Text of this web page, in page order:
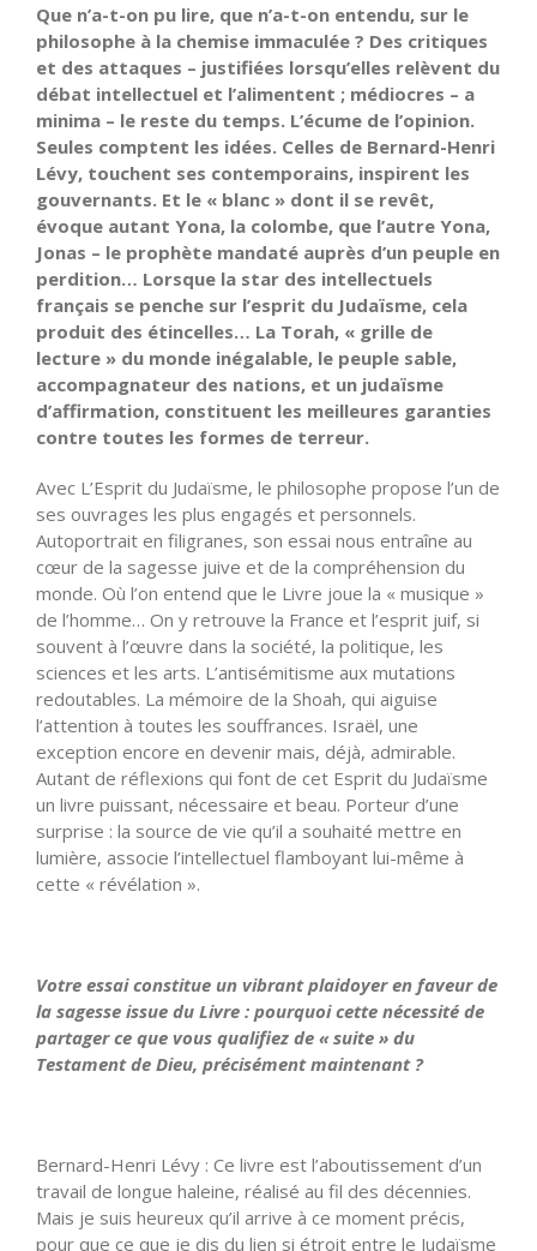
Que n’a-t-on pu lire, que n’a-t-on entendu, sur le
philosophe à la chemise immaculée ? Des critiques
et des attaques – justifiées lorsqu’elles relèvent du
débat intellectuel et l’alimentent ; médiocres – a
minima – le reste du temps. L’écume de l’opinion.
Seules comptent les idées. Celles de Bernard-Henri
Lévy, touchent ses contemporains, inspirent les
gouvernants. Et le « blanc » dont il se revêt,
évoque autant Yona, la colombe, que l’autre Yona,
Jonas – le prophète mandaté auprès d’un peuple en
perdition… Lorsque la star des intellectuels
français se penche sur l’esprit du Judaïsme, cela
produit des étincelles… La Torah, « grille de
lecture » du monde inégalable, le peuple sable,
accompagnateur des nations, et un judaïsme
d’affirmation, constituent les meilleures garanties
contre toutes les formes de terreur.
Avec L’Esprit du Judaïsme, le philosophe propose l’un de
ses ouvrages les plus engagés et personnels.
Autoportrait en filigranes, son essai nous entraîne au
cœur de la sagesse juive et de la compréhension du
monde. Où l’on entend que le Livre joue la « musique »
de l’homme… On y retrouve la France et l’esprit juif, si
souvent à l’œuvre dans la société, la politique, les
sciences et les arts. L’antisémitisme aux mutations
redoutables. La mémoire de la Shoah, qui aiguise
l’attention à toutes les souffrances. Israël, une
exception encore en devenir mais, déjà, admirable.
Autant de réflexions qui font de cet Esprit du Judaïsme
un livre puissant, nécessaire et beau. Porteur d’une
surprise : la source de vie qu’il a souhaité mettre en
lumière, associe l’intellectuel flamboyant lui-même à
cette « révélation ».
Votre essai constitue un vibrant plaidoyer en faveur de
la sagesse issue du Livre : pourquoi cette nécessité de
partager ce que vous qualifiez de « suite » du
Testament de Dieu, précisément maintenant ?
Bernard-Henri Lévy : Ce livre est l’aboutissement d’un
travail de longue haleine, réalisé au fil des décennies.
Mais je suis heureux qu’il arrive à ce moment précis,
pour que ce que je dis du lien si étroit entre le Judaïsme